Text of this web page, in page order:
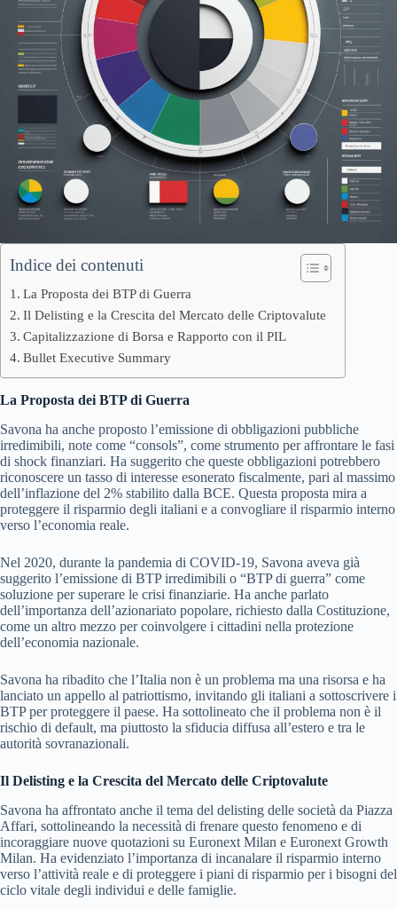
Indice dei contenuti
La Proposta dei BTP di Guerra
Il Delisting e la Crescita del Mercato delle Criptovalute
Capitalizzazione di Borsa e Rapporto con il PIL
Bullet Executive Summary
La Proposta dei BTP di Guerra
Savona ha anche proposto l’emissione di obbligazioni pubbliche
irredimibili, note come “consols”, come strumento per affrontare le fasi
di shock finanziari. Ha suggerito che queste obbligazioni potrebbero
riconoscere un tasso di interesse esonerato fiscalmente, pari al massimo
dell’inflazione del 2% stabilito dalla BCE. Questa proposta mira a
proteggere il risparmio degli italiani e a convogliare il risparmio interno
verso l’economia reale.
Nel 2020, durante la pandemia di COVID-19, Savona aveva già
suggerito l’emissione di BTP irredimibili o “BTP di guerra” come
soluzione per superare le crisi finanziarie. Ha anche parlato
dell’importanza dell’azionariato popolare, richiesto dalla Costituzione,
come un altro mezzo per coinvolgere i cittadini nella protezione
dell’economia nazionale.
Savona ha ribadito che l’Italia non è un problema ma una risorsa e ha
lanciato un appello al patriottismo, invitando gli italiani a sottoscrivere i
BTP per proteggere il paese. Ha sottolineato che il problema non è il
rischio di default, ma piuttosto la sfiducia diffusa all’estero e tra le
autorità sovranazionali.
Il Delisting e la Crescita del Mercato delle Criptovalute
Savona ha affrontato anche il tema del delisting delle società da Piazza
Affari, sottolineando la necessità di frenare questo fenomeno e di
incoraggiare nuove quotazioni su Euronext Milan e Euronext Growth
Milan. Ha evidenziato l’importanza di incanalare il risparmio interno
verso l’attività reale e di proteggere i piani di risparmio per i bisogni del
ciclo vitale degli individui e delle famiglie.